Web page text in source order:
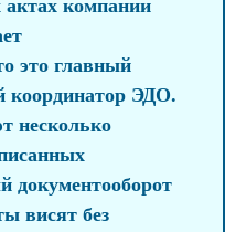
компании
это главный
координатор ЭДО.
несколько
документооборот
висят без